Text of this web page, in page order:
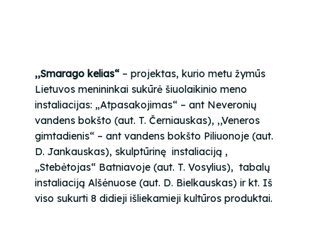
,,Smarago kelias“ – projektas, kurio metu žymūs
Lietuvos menininkai sukūrė šiuolaikinio meno
instaliacijas: „Atpasakojimas“ – ant Neveronių
vandens bokšto(aut. T. Černiauskas), ,,Veneros
gimtadienis“ – ant vandens bokšto Piliuonoje(aut.
D. Jankauskas), skulptūrinę instaliaciją ,
„Stebėtojas“ Batniavoje(aut. T. Vosylius),tabalų
instaliaciją Alšėnuose(aut. D. Bielkauskas) ir kt. Iš
viso sukurti 8 didieji išliekamieji kultūros produktai.